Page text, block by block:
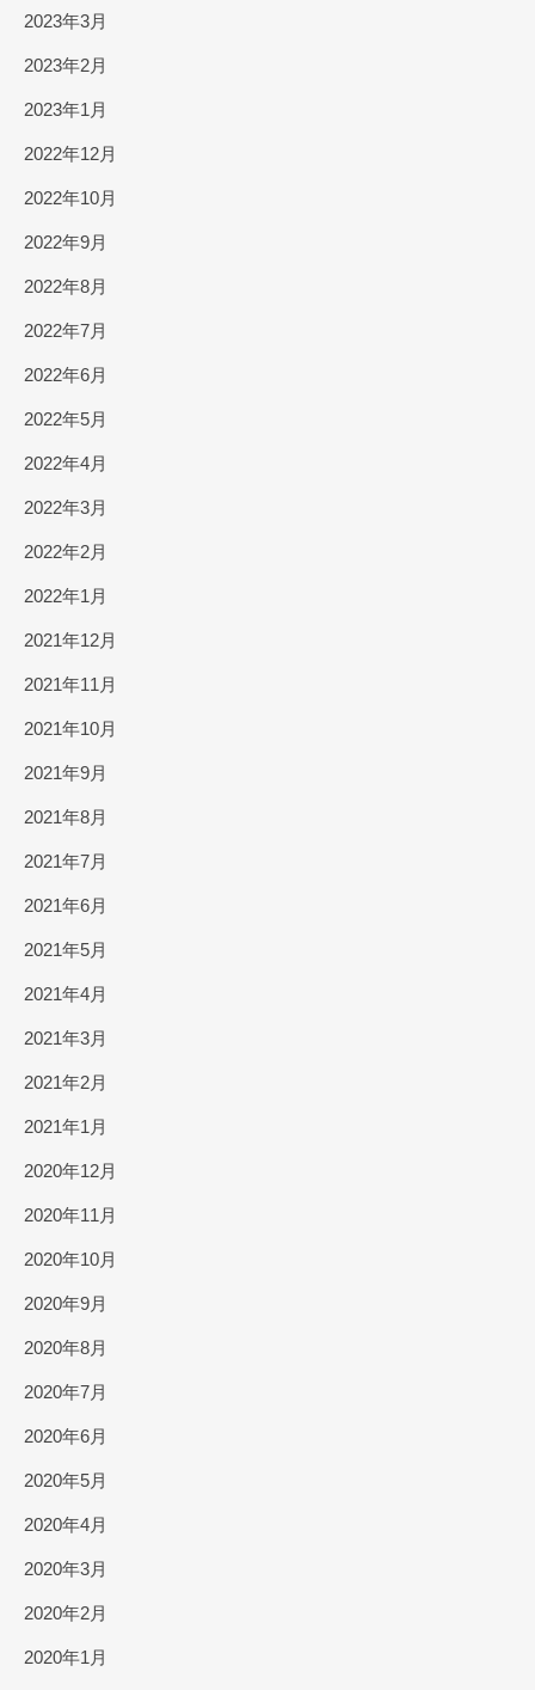
2023年3月
2023年2月
2023年1月
2022年12月
2022年10月
2022年9月
2022年8月
2022年7月
2022年6月
2022年5月
2022年4月
2022年3月
2022年2月
2022年1月
2021年12月
2021年11月
2021年10月
2021年9月
2021年8月
2021年7月
2021年6月
2021年5月
2021年4月
2021年3月
2021年2月
2021年1月
2020年12月
2020年11月
2020年10月
2020年9月
2020年8月
2020年7月
2020年6月
2020年5月
2020年4月
2020年3月
2020年2月
2020年1月